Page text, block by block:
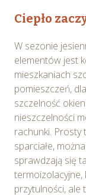
Ciepło
W sezonie
elementów jest
mieszkaniach
pomieszczeń,
szczelność
nieszczelności
rachunki. Prosty
sparciałe,
sprawdzają się
przytulności, ale